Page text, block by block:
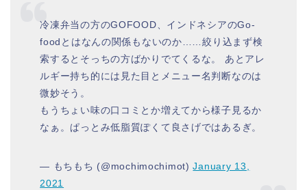
冷凍弁当の方のGOFOOD、インドネシアのGo-
foodとはなんの関係もないのか……絞り込まず検
索するとそっちの方ばかりでてくるな。 あとアレ
ルギー持ち的には見た目とメニュー名判断なのは
微妙そう。
もうちょい味の口コミとか増えてから様子見るか
なぁ。ぱっとみ低脂質ぽくて良さげではあるぎ。
— もちもち (@mochimochimot)January 13,
2021